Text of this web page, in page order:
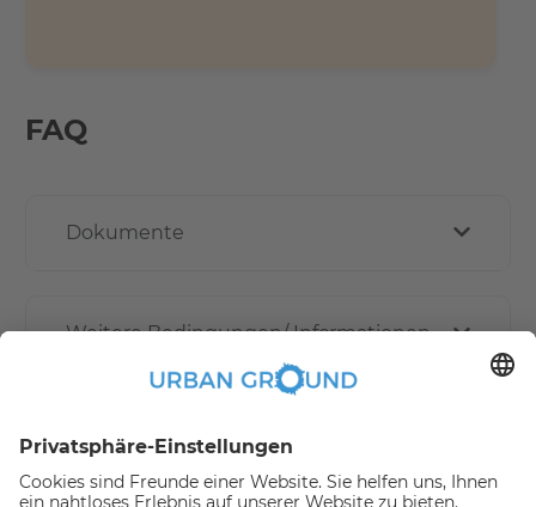
FAQ
Dokumente
Weitere Bedingungen/ Informationen
Wie funktioniert die Online buchen?